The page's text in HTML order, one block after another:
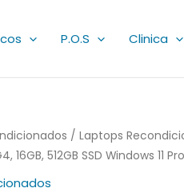
P.O.S Clinica
/ Laptops
16GB, 512GB SSD Windows 11